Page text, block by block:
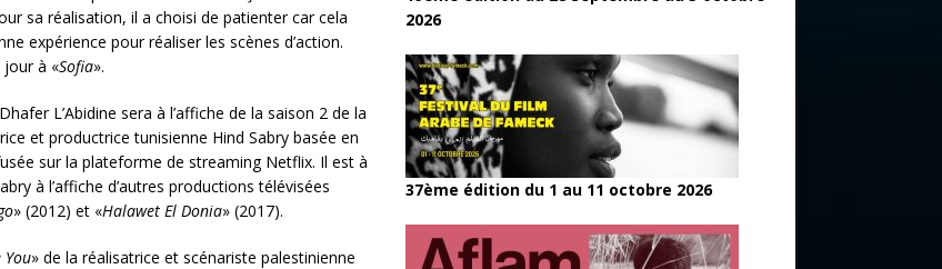
sa réalisation, il a choisi de patienter car cela
expérience pour réaliser les scènes d’action.
jour à «Sofia».
L’Abidine sera à l’affiche de la saison 2 de la
et productrice tunisienne Hind Sabry basée en
sur la plateforme de streaming Netflix. Il est à
à l’affiche d’autres productions télévisées
» (2012) et «Halawet El Donia» (2017).
You» de la réalisatrice et scénariste palestinienne
2026
37ème édition du 1 au 11 octobre 2026